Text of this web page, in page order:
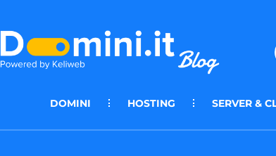
DOMINI HOSTING SERVER &